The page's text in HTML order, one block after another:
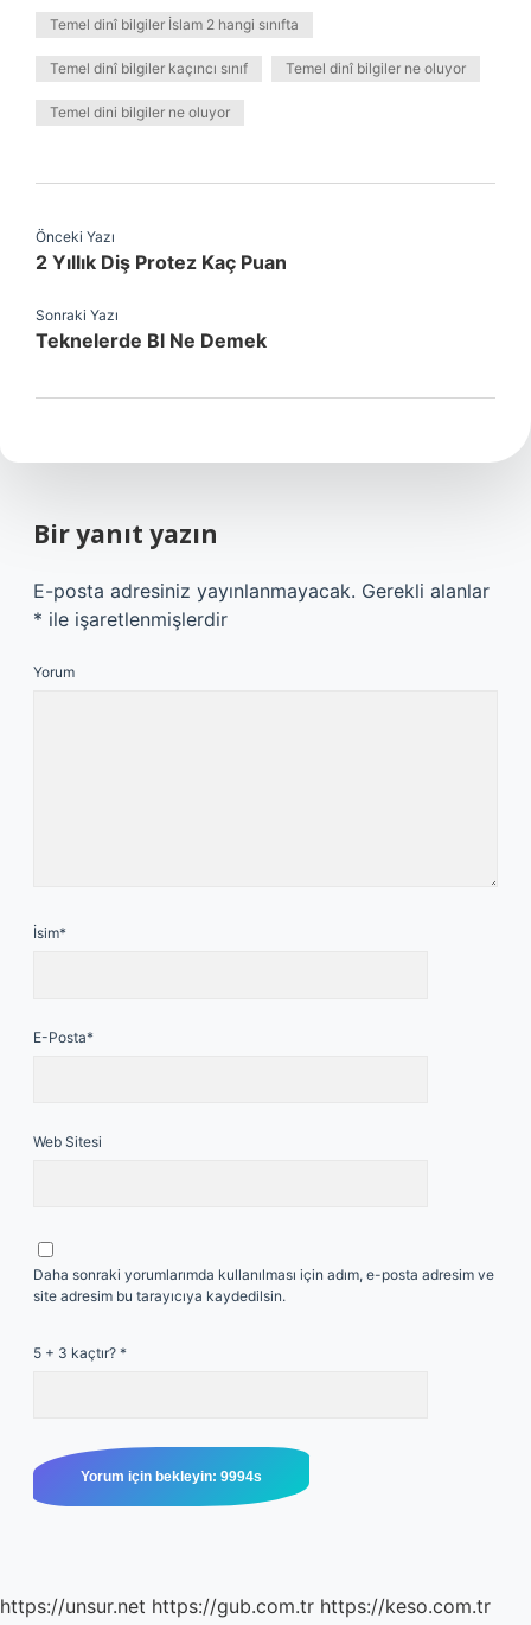
Temel dinî bilgiler İslam 2 hangi sınıfta
Temel dinî bilgiler kaçıncı sınıf Temel dinî bilgiler ne oluyor
Temel dini bilgiler ne oluyor
Önceki Yazı
2 Yıllık Diş Protez Kaç Puan
Sonraki Yazı
Teknelerde Bl Ne Demek
Bir yanıt yazın
E-posta adresiniz yayınlanmayacak. Gerekli alanlar
* ile işaretlenmişlerdir
Yorum
İsim*
E-Posta*
Web Sitesi
Daha sonraki yorumlarımda kullanılması için adım, e-posta adresim ve
site adresim bu tarayıcıya kaydedilsin.
5 + 3 kaçtır? *
https://unsur.net https://gub.com.tr https://keso.com.tr